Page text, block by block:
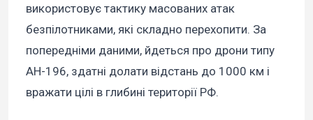
використовує тактику масованих атак
безпілотниками, які складно перехопити. За
попередніми даними, йдеться про дрони типу
АН-196, здатні долати відстань до 1000 км і
вражати цілі в глибині території РФ.